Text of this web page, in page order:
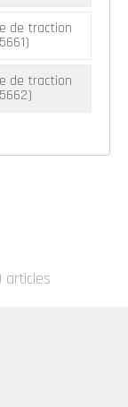
de traction
de traction
articles